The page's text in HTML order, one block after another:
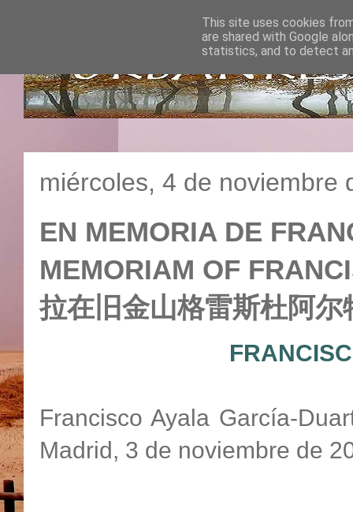
miércoles, 4 de noviembre
EN MEMORIA DE
MEMORIAM OF
拉在旧金山格雷斯杜阿尔
Francisco Ayala García-
Madrid, 3 de noviembre de
This site uses cookies
are shared with Google
statistics, and to detect